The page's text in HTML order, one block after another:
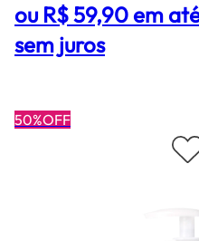
ou R$ 59,90 em
sem juros
50%OFF